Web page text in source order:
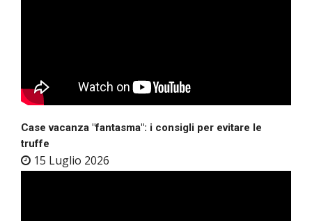
Case vacanza "fantasma": i consigli per evitare le
truffe
15 Luglio 2026